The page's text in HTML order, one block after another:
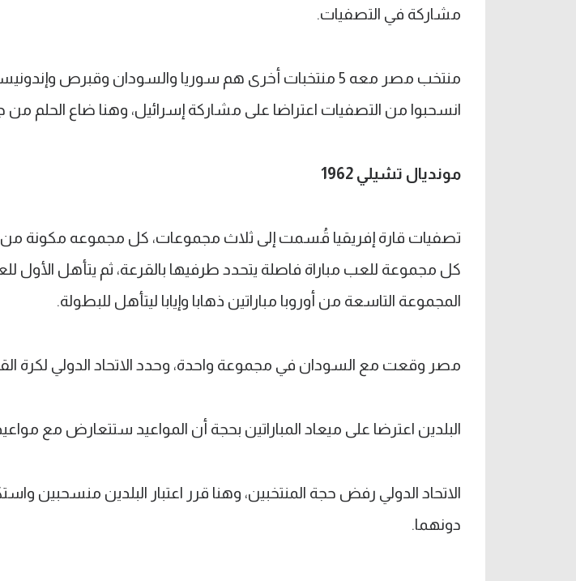
مشاركة في التصفيات.
منتخب مصر معه 5 منتخبات أخرى هم سوريا والسودان وقبرص
انسحبوا من التصفيات اعتراضا على مشاركة إسرائيل، وهنا ضاع الحلم
مونديال تشيلي 1962
تصفيات قارة إفريقيا قُسمت إلى ثلاث مجموعات، كل مجموعه مكونة
كل مجموعة للعب مباراة فاصلة يتحدد طرفيها بالقرعة، ثم يتأهل الأول
المجموعة التاسعة من أوروبا مباراتين ذهابا وإيابا ليتأهل للبطولة.
مصر وقعت مع السودان في مجموعة واحدة، وحدد الاتحاد الدولي لكرة
البلدين اعترضا على ميعاد المباراتين بحجة أن المواعيد ستتعارض مع
الاتحاد الدولي رفض حجة المنتخبين، وهنا قرر اعتبار البلدين منسحبين
دونهما.